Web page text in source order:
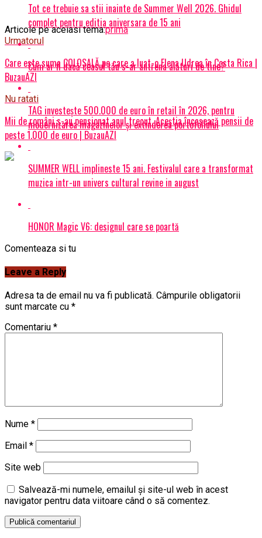
Articole pe aceiasi tema:prima
Urmatorul
Care este suma COLOSALĂ pe care a luat-o Elena Udrea în Costa Rica |
BuzauAZI
Nu ratati
Mii de români s-au pensionat anul trecut. Aceștia încasează pensii de
peste 1.000 de euro | BuzauAZI
Tot ce trebuie sa stii inainte de Summer Well 2026. Ghidul
complet pentru editia aniversara de 15 ani
Cum ar fi dacă ceasul tău s-ar antrena alături de tine?
TAG investește 500.000 de euro în retail în 2026, pentru
modernizarea magazinelor și extinderea portofoliului
SUMMER WELL implineste 15 ani. Festivalul care a transformat
muzica intr-un univers cultural revine in august
HONOR Magic V6: designul care se poartă
Comenteaza si tu
Leave a Reply
Adresa ta de email nu va fi publicată. Câmpurile obligatorii
sunt marcate cu *
Comentariu *
Nume *
Email *
Site web
Salvează-mi numele, emailul și site-ul web în acest
navigator pentru data viitoare când o să comentez.